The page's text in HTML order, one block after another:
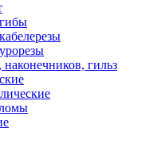
гильз